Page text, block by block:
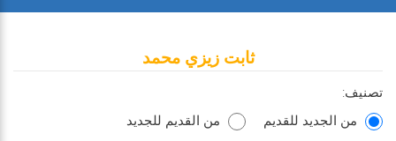
ثابت زيزي محمد
تصنيف:
من الجديد للقديم
من القديم للجديد